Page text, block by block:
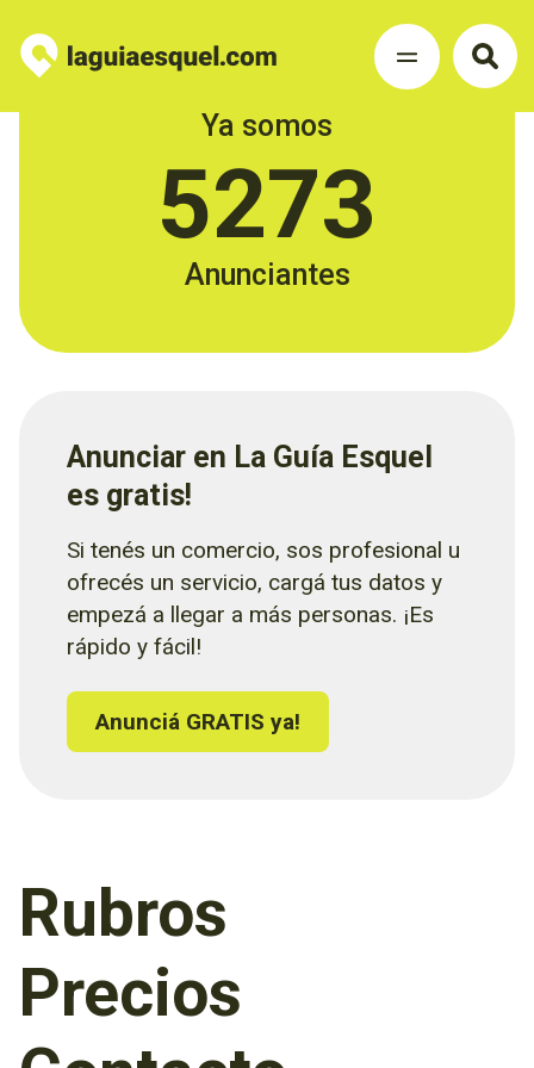
Ya somos
5273
Anunciantes
Anunciar en La Guía Esquel
es gratis!
Si tenés un comercio, sos profesional u
ofrecés un servicio, cargá tus datos y
empezá a llegar a más personas. ¡Es
rápido y fácil!
Anunciá GRATIS ya!
Rubros
Precios